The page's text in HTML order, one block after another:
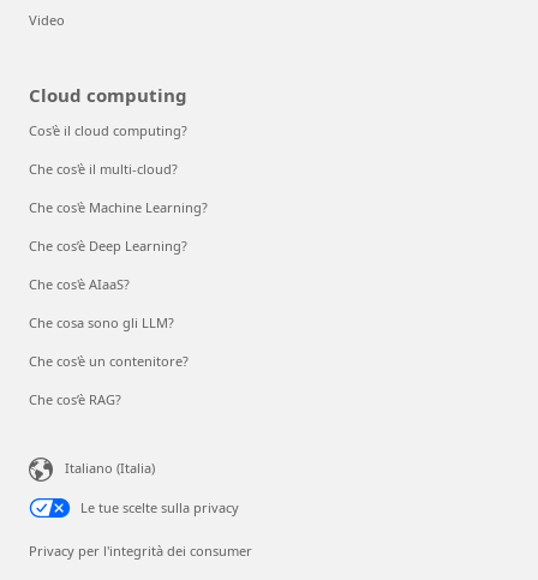
Video
Cloud computing
Cos'è il cloud computing?
Che cos'è il multi-cloud?
Che cos'è Machine Learning?
Che cos’è Deep Learning?
Che cos'è AIaaS?
Che cosa sono gli LLM?
Che cos'è un contenitore?
Che cos’è RAG?
Italiano (Italia)
Le tue scelte sulla privacy
Privacy per l'integrità dei consumer